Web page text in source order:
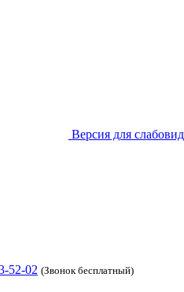
Версия для
52-02 (Звонок бесплатный)